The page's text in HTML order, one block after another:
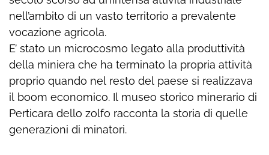
nell’ambito di un vasto territorio a prevalente
vocazione agricola.
E’ stato un microcosmo legato alla produttività
della miniera che ha terminato la propria attività
proprio quando nel resto del paese si realizzava
il boom economico. Il museo storico minerario di
Perticara dello zolfo racconta la storia di quelle
generazioni di minatori.